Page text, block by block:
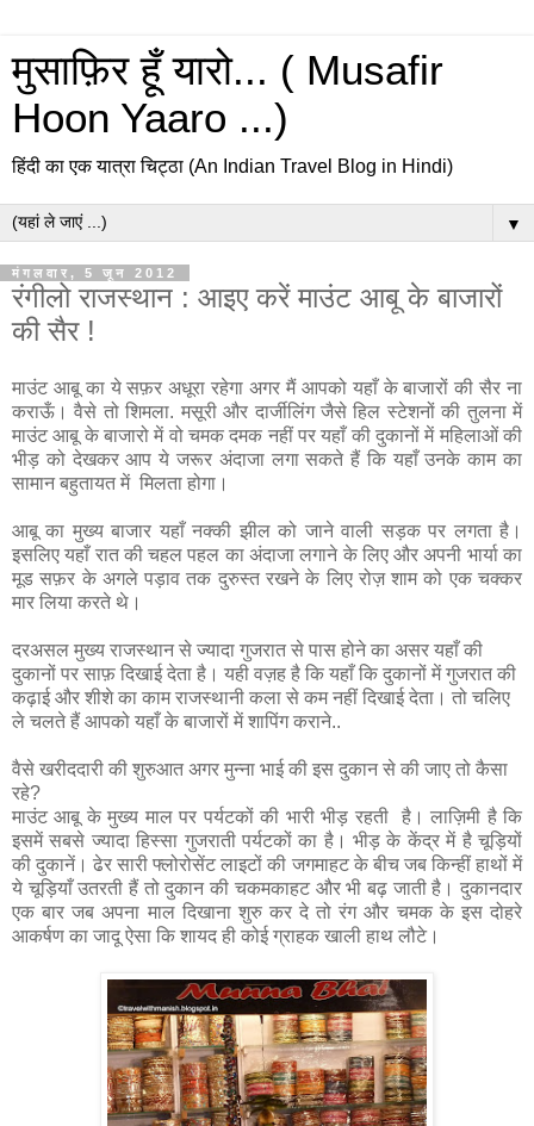
मुसाफ़िर हूँ यारो... ( Musafir
Hoon Yaaro ...)
हिंदी का एक यात्रा चिट्ठा (An Indian Travel Blog in Hindi)
▼
मंगलवार, 5 जून 2012
रंगीलो राजस्थान : आइए करें माउंट आबू के बाजारों
की सैर !
माउंट आबू का ये सफ़र अधूरा रहेगा अगर मैं आपको यहाँ के बाजारों की सैर ना
कराऊँ। वैसे तो शिमला. मसूरी और दार्जीलिंग जैसे हिल स्टेशनों की तुलना में
माउंट आबू के बाजारो में वो चमक दमक नहीं पर यहाँ की दुकानों में महिलाओं की
भीड़ को देखकर आप ये जरूर अंदाजा लगा सकते हैं कि यहाँ उनके काम का
सामान बहुतायत में मिलता होगा।
आबू का मुख्य बाजार यहाँ नक्की झील को जाने वाली सड़क पर लगता है।
इसलिए यहाँ रात की चहल पहल का अंदाजा लगाने के लिए और अपनी भार्या का
मूड सफ़र के अगले पड़ाव तक दुरुस्त रखने के लिए रोज़ शाम को एक चक्कर
मार लिया करते थे।
दरअसल मुख्य राजस्थान से ज्यादा गुजरात से पास होने का असर यहाँ की
दुकानों पर साफ़ दिखाई देता है। यही वज़ह है कि यहाँ कि दुकानों में गुजरात की
कढ़ाई और शीशे का काम राजस्थानी कला से कम नहीं दिखाई देता। तो चलिए
ले चलते हैं आपको यहाँ के बाजारों में शापिंग कराने..
वैसे खरीददारी की शुरुआत अगर मुन्ना भाई की इस दुकान से की जाए तो कैसा
रहे?
माउंट आबू के मुख्य माल पर पर्यटकों की भारी भीड़ रहती है। लाज़िमी है कि
इसमें सबसे ज्यादा हिस्सा गुजराती पर्यटकों का है। भीड़ के केंद्र में है चूड़ियों
की दुकानें। ढेर सारी फ्लोरोसेंट लाइटों की जगमाहट के बीच जब किन्हीं हाथों में
ये चूड़ियाँ उतरती हैं तो दुकान की चकमकाहट और भी बढ़ जाती है। दुकानदार
एक बार जब अपना माल दिखाना शुरु कर दे तो रंग और चमक के इस दोहरे
आकर्षण का जादू ऐसा कि शायद ही कोई ग्राहक खाली हाथ लौटे।